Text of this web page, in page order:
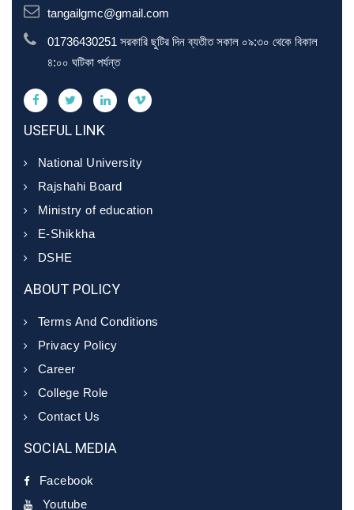
tangailgmc@gmail.com
01736430251 সরকারি ছুটির দিন ব্যতীত সকাল ০৯:৩০ থেকে বিকাল
৪:০০ ঘটিকা পর্যন্ত
USEFUL LINK
National University
Rajshahi Board
Ministry of education
E-Shikkha
DSHE
ABOUT POLICY
Terms And Conditions
Privacy Policy
Career
College Role
Contact Us
SOCIAL MEDIA
Facebook
Youtube